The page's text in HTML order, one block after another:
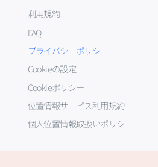
利用規約
FAQ
プライバシーポリシー
Cookieの設定
Cookieポリシー
位置情報サービス利用規約
個人位置情報取扱いポリシー